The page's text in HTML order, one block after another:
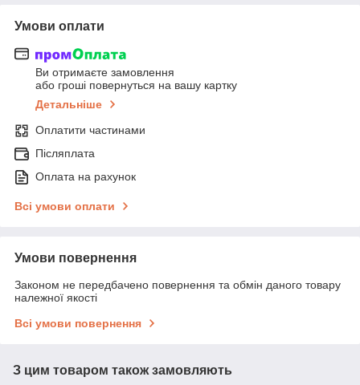
Умови оплати
Ви отримаєте замовлення
або гроші повернуться на вашу картку
Детальніше
Оплатити частинами
Післяплата
Оплата на рахунок
Всі умови оплати
Умови повернення
Законом не передбачено повернення та обмін даного товару
належної якості
Всі умови повернення
З цим товаром також замовляють